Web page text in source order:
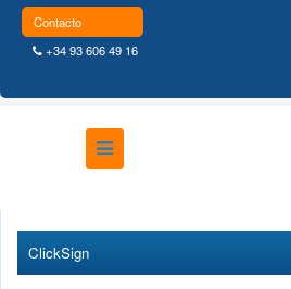
Contacto
+34 93 606 49 16
ClickSign